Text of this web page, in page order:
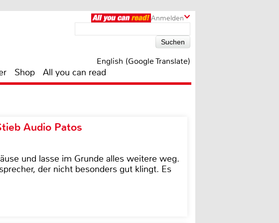
Anmelden
English (Google Translate)
Shop All you can read
Audio Patos
und lasse im Grunde alles weitere weg.
der nicht besonders gut klingt. Es